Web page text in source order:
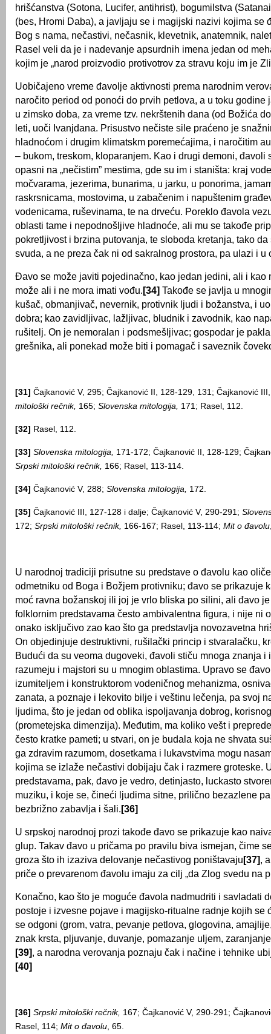
hrišćanstva (Sotona, Lucifer, antihrist), bogumilstva
(bes, Hromi Daba), a javljaju se i magijski nazivi kojima se
Bog s nama, nečastivi, nečasnik, klevetnik, anatemnik,
Rasel veli da je i nadevanje apsurdnih imena jedan od
kojim je „narod proizvodio protivotrov za stravu koju im je
Uobičajeno vreme đavolje aktivnosti prema narodnim
naročito period od ponoći do prvih petlova, a u toku godine
u zimsko doba, za vreme tzv. nekrštenih dana (od Božića
leti, uoči Ivanjdana. Prisustvo nečiste sile praćeno je
hladnoćom i drugim klimatskm poremećajima, i naročitim
– bukom, treskom, kloparanjem. Kao i drugi demoni, đavoli
opasni na „nečistim” mestima, gde su im i staništa: kraj
močvarama, jezerima, bunarima, u jarku, u ponorima,
raskrsnicama, mostovima, u zabačenim i napuštenim
vodenicama, ruševinama, te na drveću. Poreklo đavola
oblasti tame i nepodnošljive hladnoće, ali mu se takođe
pokretljivost i brzina putovanja, te sloboda kretanja, tako
svuda, a ne preza čak ni od sakralnog prostora, pa ulazi i u
Đavo se može javiti pojedinačno, kao jedan jedini, ali i kao
može ali i ne mora imati vođu.[34] Takođe se javlja u
kušač, obmanjivač, nevernik, protivnik ljudi i božanstva, i
dobra; kao zavidljivac, lažljivac, bludnik i zavodnik, kao
rušitelj. On je nemoralan i podsmešljivac; gospodar je
grešnika, ali ponekad može biti i pomagač i saveznik
[31] Čajkanović V, 295; Čajkanović II, 128-129, 131; Čajkanović
mitološki rečnik, 165; Slovenska mitologija, 171; Rasel, 112.
[32] Rasel, 112.
[33] Slovenska mitologija, 171-172; Čajkanović II, 128-129;
Srpski mitološki rečnik, 166; Rasel, 113-114.
[34] Čajkanović V, 288; Slovenska mitologija, 172.
[35] Čajkanović III, 127-128 i dalje; Čajkanović V, 290-291;
172; Srpski mitološki rečnik, 166-167; Rasel, 113-114; Mit o đavolu
U narodnoj tradiciji prisutne su predstave o đavolu kao
odmetniku od Boga i Božjem protivniku; đavo se prikazuje
moć ravna božanskoj ili joj je vrlo bliska po silini, ali đavo
folklornim predstavama često ambivalentna figura, i nije ni
onako isključivo zao kao što ga predstavlja novozavetna
On objedinjuje destruktivni, rušilački princip i stvaralačku,
Budući da su veoma dugoveki, đavoli stiču mnoga znanja i
razumeju i majstori su u mnogim oblastima. Upravo se
izumiteljem i konstruktorom vodeničnog mehanizma,
zanata, a poznaje i lekovito bilje i veštinu lečenja, pa svoj
ljudima, što je jedan od oblika ispoljavanja dobrog,
(prometejska dimenzija). Međutim, ma koliko vešt i
često kratke pameti; u stvari, on je budala koja ne shvata
ga zdravim razumom, dosetkama i lukavstvima mogu
kojima se izlaže nečastivi dobijaju čak i razmere groteske.
predstavama, pak, đavo je vedro, detinjasto, luckasto
muziku, i koje se, čineći ljudima sitne, prilično bezazlene
bezbrižno zabavlja i šali.[36]
U srpskoj narodnoj prozi takođe đavo se prikazuje kao
glup. Takav đavo u pričama po pravilu biva ismejan, čime
groza što ih izaziva delovanje nečastivog poništavaju[37],
priče o prevarenom đavolu imaju za cilj „da Zlog svedu na
Konačno, kao što je moguće đavola nadmudriti i savladati
postoje i izvesne pojave i magijsko-ritualne radnje kojih se
se odgoni (grom, vatra, pevanje petlova, glogovina,
znak krsta, pljuvanje, duvanje, pomazanje uljem,
[39], a narodna verovanja poznaju čak i načine i tehnike
[40]
[36] Srpski mitološki rečnik, 167; Čajkanović V, 290-291;
Rasel, 114; Mit o đavolu, 65.